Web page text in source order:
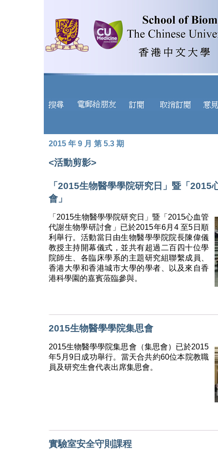
2015 年 9 月 第 5.3 期
<活動剪影>
「2015生物醫學學院研究日」暨「2015
會」
「2015生物醫學學院研究日」暨「2015心血管
代謝生物學研討會」已於2015年6月4 至5日順
利舉行。活動當日由生物醫學學院院長陳偉儀
教授主持開幕儀式，並共有超過二百四十位學
院師生、各臨床學系的主題研究組聯繫成員、
香港大學和香港城市大學的學者、以及來自香
港科學園的嘉賓蒞臨參與。
2015生物醫學學院集思會
2015生物醫學學院集思會（集思會）已於2015
年5月9日成功舉行。當天合共約60位本院教職
員及研究生會代表出席集思會。
實驗室安全守則課程